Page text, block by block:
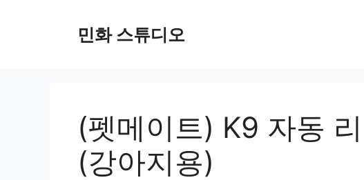
민화 스튜디오
(펫메이트) K9 자동
(강아지용)